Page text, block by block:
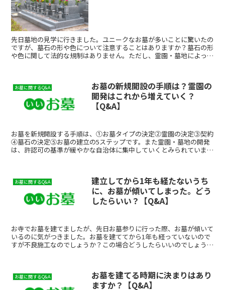
先日墓地の見学に行きました。ユニークなお墓が多いことに驚いたの
ですが、墓石の形や色について注意することはありますか？墓石の形
や色に関して法的な規制はありません。ただし、霊園・墓地によって
お墓に関するQ&A
お墓の新規開設の手順は？霊園の
開発はこれから増えていく？
【Q&A】
お墓を新規開設する手順は、①お墓タイプの決定②霊園の決定③契約
④墓石の決定⑤お墓の建立の5ステップです。また霊園・墓地の開発
は、許認可の基準が緩やかな自治体に集中していくとみられていま
お墓に関するQ&A
建立してから1年も経たないうち
に、お墓が傾いてしまった。どう
したらいい？【Q&A】
お寺でお墓を建てましたが、先日お墓参りに行った際、お墓が傾いて
いるのに気がつきました。お墓を建ててから1年も経っていないので
すが不良施工なのでしょうか？この場合どうしたらいいのでしょう
お墓に関するQ&A
お墓を建てる時期に決まりはあり
ますか？【Q&A】